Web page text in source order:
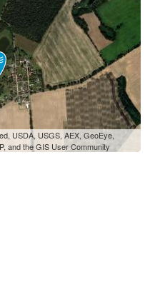
USDA, USGS, AEX, GeoEye,
and the GIS User Community